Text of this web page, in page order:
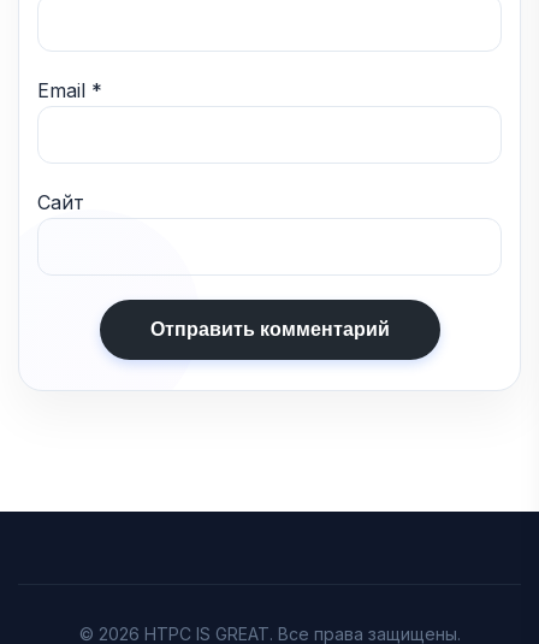
Email *
Сайт
© 2026 HTPC IS GREAT. Все права защищены.